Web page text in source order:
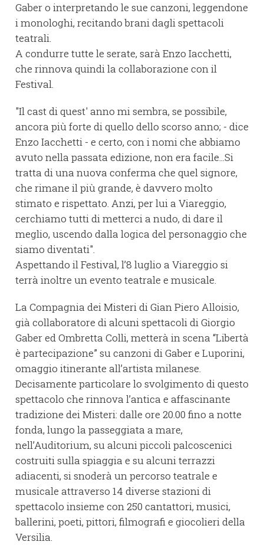
Gaber o interpretando le sue canzoni, leggendone
i monologhi, recitando brani dagli spettacoli
teatrali.
A condurre tutte le serate, sarà Enzo Iacchetti,
che rinnova quindi la collaborazione con il
Festival.
"Il cast di quest' anno mi sembra, se possibile,
ancora più forte di quello dello scorso anno; - dice
Enzo Iacchetti - e certo, con i nomi che abbiamo
avuto nella passata edizione, non era facile...Si
tratta di una nuova conferma che quel signore,
che rimane il più grande, è davvero molto
stimato e rispettato. Anzi, per lui a Viareggio,
cerchiamo tutti di metterci a nudo, di dare il
meglio, uscendo dalla logica del personaggio che
siamo diventati".
Aspettando il Festival, l’8 luglio a Viareggio si
terrà inoltre un evento teatrale e musicale.
La Compagnia dei Misteri di Gian Piero Alloisio,
già collaboratore di alcuni spettacoli di Giorgio
Gaber ed Ombretta Colli, metterà in scena “Libertà
è partecipazione” su canzoni di Gaber e Luporini,
omaggio itinerante all’artista milanese.
Decisamente particolare lo svolgimento di questo
spettacolo che rinnova l’antica e affascinante
tradizione dei Misteri: dalle ore 20.00 fino a notte
fonda, lungo la passeggiata a mare,
nell’Auditorium, su alcuni piccoli palcoscenici
costruiti sulla spiaggia e su alcuni terrazzi
adiacenti, si snoderà un percorso teatrale e
musicale attraverso 14 diverse stazioni di
spettacolo insieme con 250 cantattori, musici,
ballerini, poeti, pittori, filmografi e giocolieri della
Versilia.